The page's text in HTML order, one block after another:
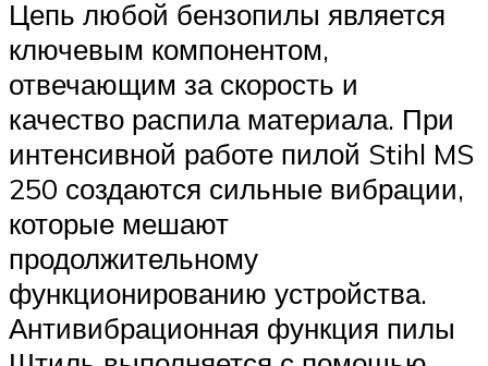
Цепь любой бензопилы является
ключевым компонентом,
отвечающим за скорость и
качество распила материала. При
интенсивной работе пилой Stihl MS
250 создаются сильные вибрации,
которые мешают
продолжительному
функционированию устройства.
Антивибрационная функция пилы